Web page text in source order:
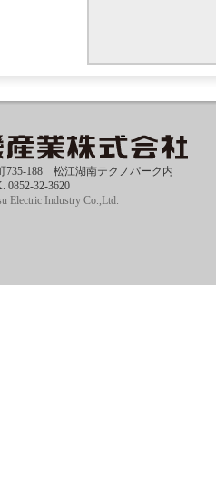
735-188 松江湖南テクノパーク内
0852-32-3620
Electric Industry Co.,Ltd.